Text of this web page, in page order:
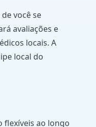
você se
avaliações e
locais. A
local do
flexíveis ao longo